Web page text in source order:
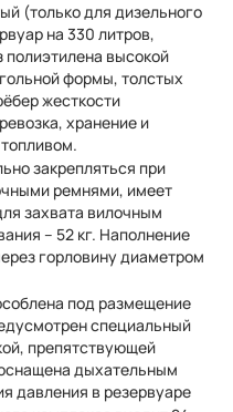
(только для дизельного
на 330 литров,
полиэтилена высокой
формы, толстых
жесткости
хранение и
закрепляться при
ремнями, имеет
захвата вилочным
– 52 кг. Наполнение
горловину диаметром
под размещение
специальный
препятствующей
дыхательным
давления в резервуаре